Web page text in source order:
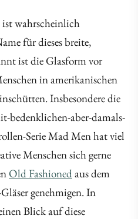
wahrscheinlich
für dieses breite,
ist die Glasform vor
in amerikanischen
Insbesondere die
bedenklichen-aber-damals-
Serie Mad Men hat viel
Menschen sich gerne
Old Fashionedaus dem
genehmigen. In
Blick auf diese